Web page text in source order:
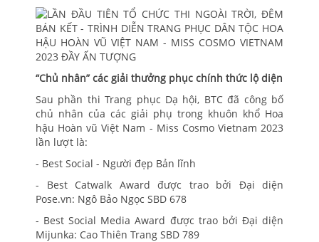
“Chủ nhân” các giải thưởng phục chính thức lộ diện
Sau phần thi Trang phục Dạ hội, BTC đã công bố
chủ nhân của các giải phụ trong khuôn khổ Hoa
hậu Hoàn vũ Việt Nam - Miss Cosmo Vietnam 2023
lần lượt là:
- Best Social - Người đẹp Bản lĩnh
- Best Catwalk Award được trao bởi Đại diện
Pose.vn: Ngô Bảo Ngọc SBD 678
- Best Social Media Award được trao bởi Đại diện
Mijunka: Cao Thiên Trang SBD 789